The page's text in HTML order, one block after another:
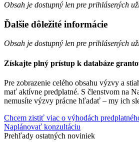
Obsah je dostupný len pre prihlásených
Ďalšie dôležité informácie
Obsah je dostupný len pre prihlásených
Získajte plný prístup k databáze
Pre zobrazenie celého obsahu výzvy a
mať aktívne predplatné. S členstvom na
nemusíte výzvy prácne hľadať – my ich
Chcem zistiť viac o výhodách
Naplánovať konzultáciu
Prehľady ostatných noviniek